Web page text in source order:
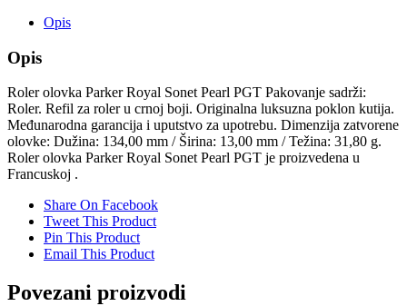
Opis
Opis
Roler olovka Parker Royal Sonet Pearl PGT Pakovanje sadrži:
Roler. Refil za roler u crnoj boji. Originalna luksuzna poklon kutija.
Međunarodna garancija i uputstvo za upotrebu. Dimenzija zatvorene
olovke: Dužina: 134,00 mm / Širina: 13,00 mm / Težina: 31,80 g.
Roler olovka Parker Royal Sonet Pearl PGT je proizvedena u
Francuskoj .
Share On Facebook
Tweet This Product
Pin This Product
Email This Product
Povezani proizvodi